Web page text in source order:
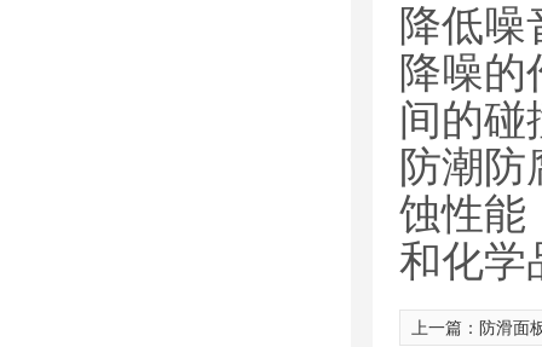
降低
降噪
间的碰
防潮
蚀性能
和化学
上一篇： 防滑面